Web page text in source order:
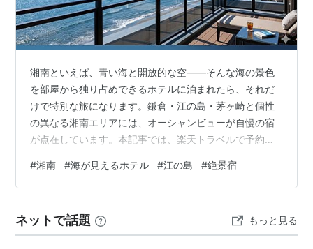
湘南といえば、青い海と開放的な空——そんな海の景色
を部屋から独り占めできるホテルに泊まれたら、それだ
けで特別な旅になります。鎌倉・江の島・茅ヶ崎と個性
の異なる湘南エリアには、オーシャンビューが自慢の宿
が点在しています。本記事では、楽天トラベルで予約で
1HOTEL134鎌倉（神奈川県 鎌倉市・七里ヶ浜） 2パーパ
スリゾート オーシャンビュー鎌倉（神奈川県 鎌倉市・由
ヶ浜） 4江の島ホテル（神奈川県 藤沢市・江の島）
5MARSOL C.S.Beach hotel（神奈川県 茅ヶ崎市・サザ
#湘南 #海が見えるホテル #江の島 #絶景宿
ネットで話題 もっと見る